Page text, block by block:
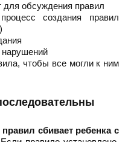
обсуждения правил
создания правил
чтобы все могли к ним
сбивает ребенка с